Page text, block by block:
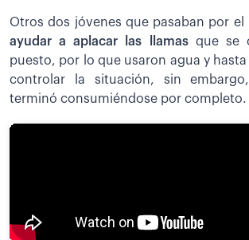
Otros dos jóvenes que pasaban por el
ayudar a aplacar las llamasque se
puesto, por lo que usaron agua y
controlar la situación, sin
terminó consumiéndose por completo.